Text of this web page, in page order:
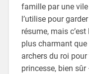
famille par une
l’utilise pour
résume, mais
plus charmant
archers du roi
princesse, bien